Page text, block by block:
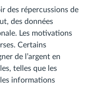
des répercussions de
des données
Les motivations
Certains
de l’argent en
telles que les
informations